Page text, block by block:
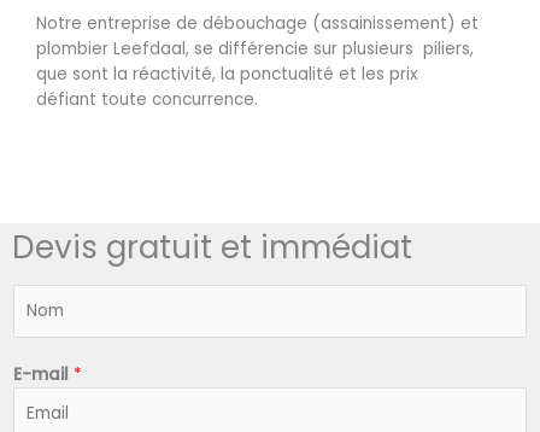
Notre entreprise de débouchage (assainissement) et
plombier Leefdaal, se différencie sur plusieurs piliers,
que sont la réactivité, la ponctualité et les prix
défiant toute concurrence.
Devis gratuit et immédiat
*
E-mail *